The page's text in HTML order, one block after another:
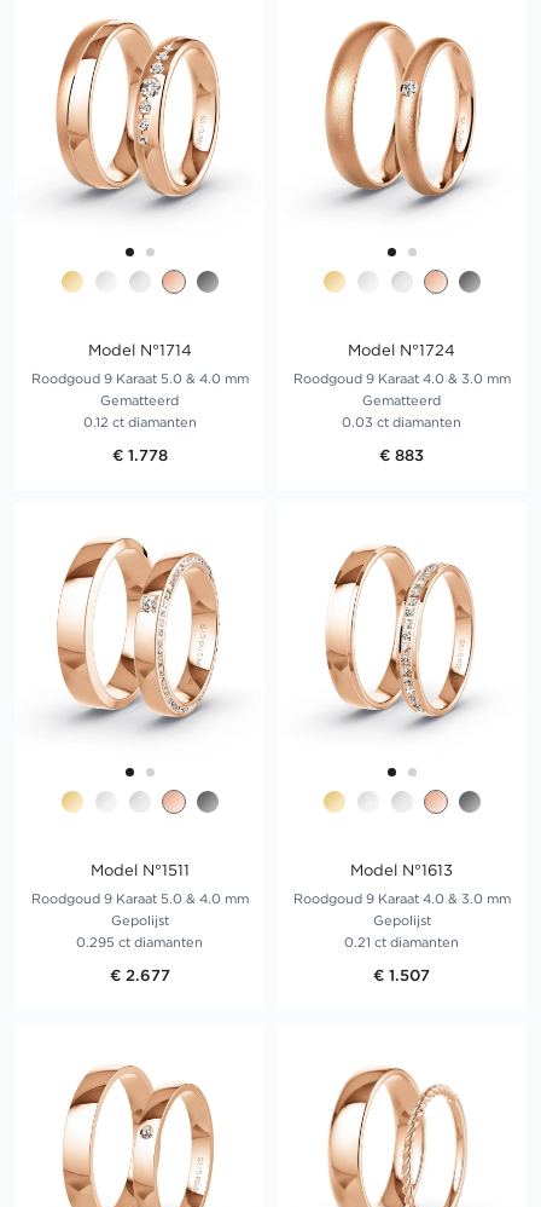
Model N°1714
Roodgoud 9 Karaat 5.0 & 4.0 mm
Gematteerd
0.12 ct diamanten
€ 1.778
Model N°1724
Roodgoud 9 Karaat 4.0 & 3.0 mm
Gematteerd
0.03 ct diamanten
€ 883
Model N°1511
Roodgoud 9 Karaat 5.0 & 4.0 mm
Gepolijst
0.295 ct diamanten
€ 2.677
Model N°1613
Roodgoud 9 Karaat 4.0 & 3.0 mm
Gepolijst
0.21 ct diamanten
€ 1.507